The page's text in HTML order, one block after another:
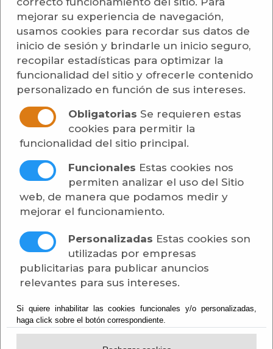
mejorar su experiencia de navegación,
usamos cookies para recordar sus datos de
inicio de sesión y brindarle un inicio seguro,
recopilar estadísticas para optimizar la
funcionalidad del sitio y ofrecerle contenido
personalizado en función de sus intereses.
Obligatorias Se requieren estas
cookies para permitir la
funcionalidad del sitio principal.
Funcionales Estas cookies nos
permiten analizar el uso del Sitio
web, de manera que podamos medir y
mejorar el funcionamiento.
Personalizadas Estas cookies son
utilizadas por empresas
publicitarias para publicar anuncios
relevantes para sus intereses.
Si quiere inhabilitar las cookies funcionales y/o personalizadas,
haga click sobre el botón correspondiente.
Del 29/03/2019 al 31/12/2020
Ordenanza fiscal reguladora de la tasa por
prestación del servicio de expedición de
documentos administrativos
CERTIFICACIONES E INFORMES
EXPEDIDOS POR LA SECRETARÍA O
SERVICIOS TÉCNICOS MUNICIPALES:
A) Sobre datos relativos a padrones o